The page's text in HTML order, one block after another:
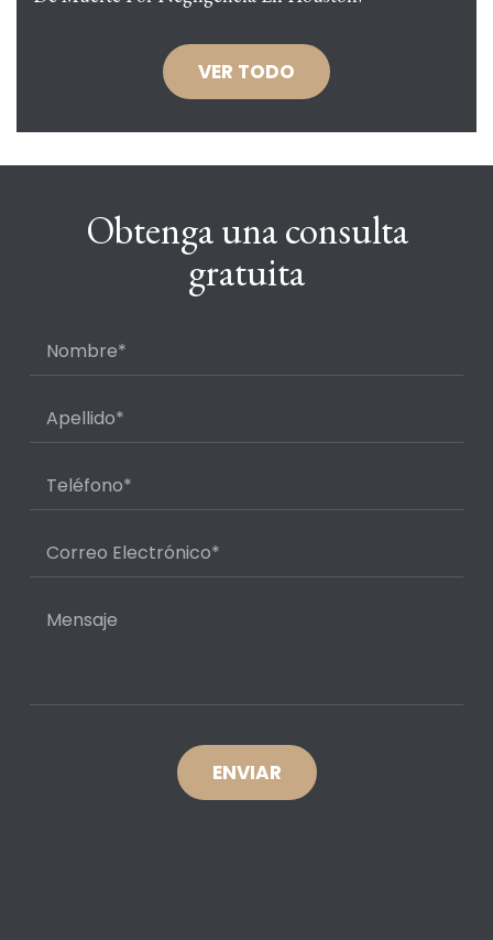
VER TODO
Obtenga una consulta
gratuita